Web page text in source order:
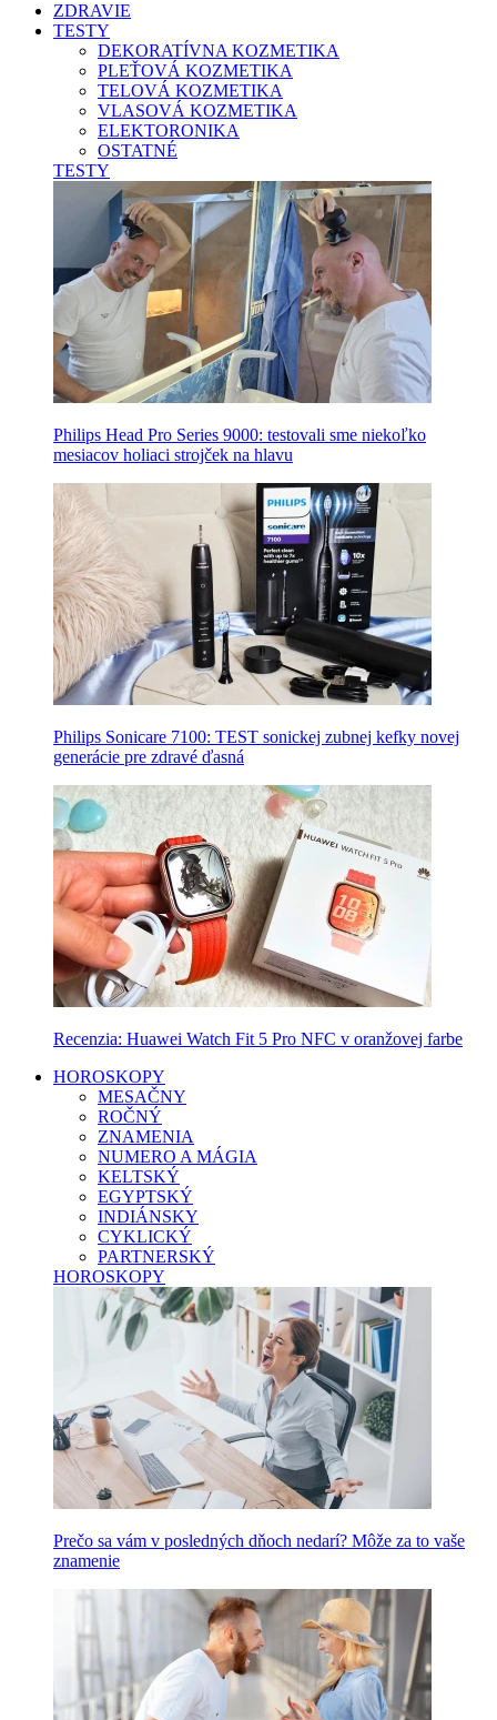
ZDRAVIE
TESTY
DEKORATÍVNA KOZMETIKA
PLEŤOVÁ KOZMETIKA
TELOVÁ KOZMETIKA
VLASOVÁ KOZMETIKA
ELEKTORONIKA
OSTATNÉ
TESTY
Philips Head Pro Series 9000: testovali sme niekoľko
mesiacov holiaci strojček na hlavu
Philips Sonicare 7100: TEST sonickej zubnej kefky novej
generácie pre zdravé ďasná
Recenzia: Huawei Watch Fit 5 Pro NFC v oranžovej farbe
HOROSKOPY
MESAČNY
ROČNÝ
ZNAMENIA
NUMERO A MÁGIA
KELTSKÝ
EGYPTSKÝ
INDIÁNSKY
CYKLICKÝ
PARTNERSKÝ
HOROSKOPY
Prečo sa vám v posledných dňoch nedarí? Môže za to vaše
znamenie